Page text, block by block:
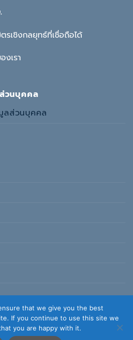
รเชิงกลยุทธ์ที่เชื่อถือได้
งเรา
วนบุคคล
ลส่วนบุคคล
Designed and Developed by
that we give you the best
If you continue to use this site we
you are happy with it.